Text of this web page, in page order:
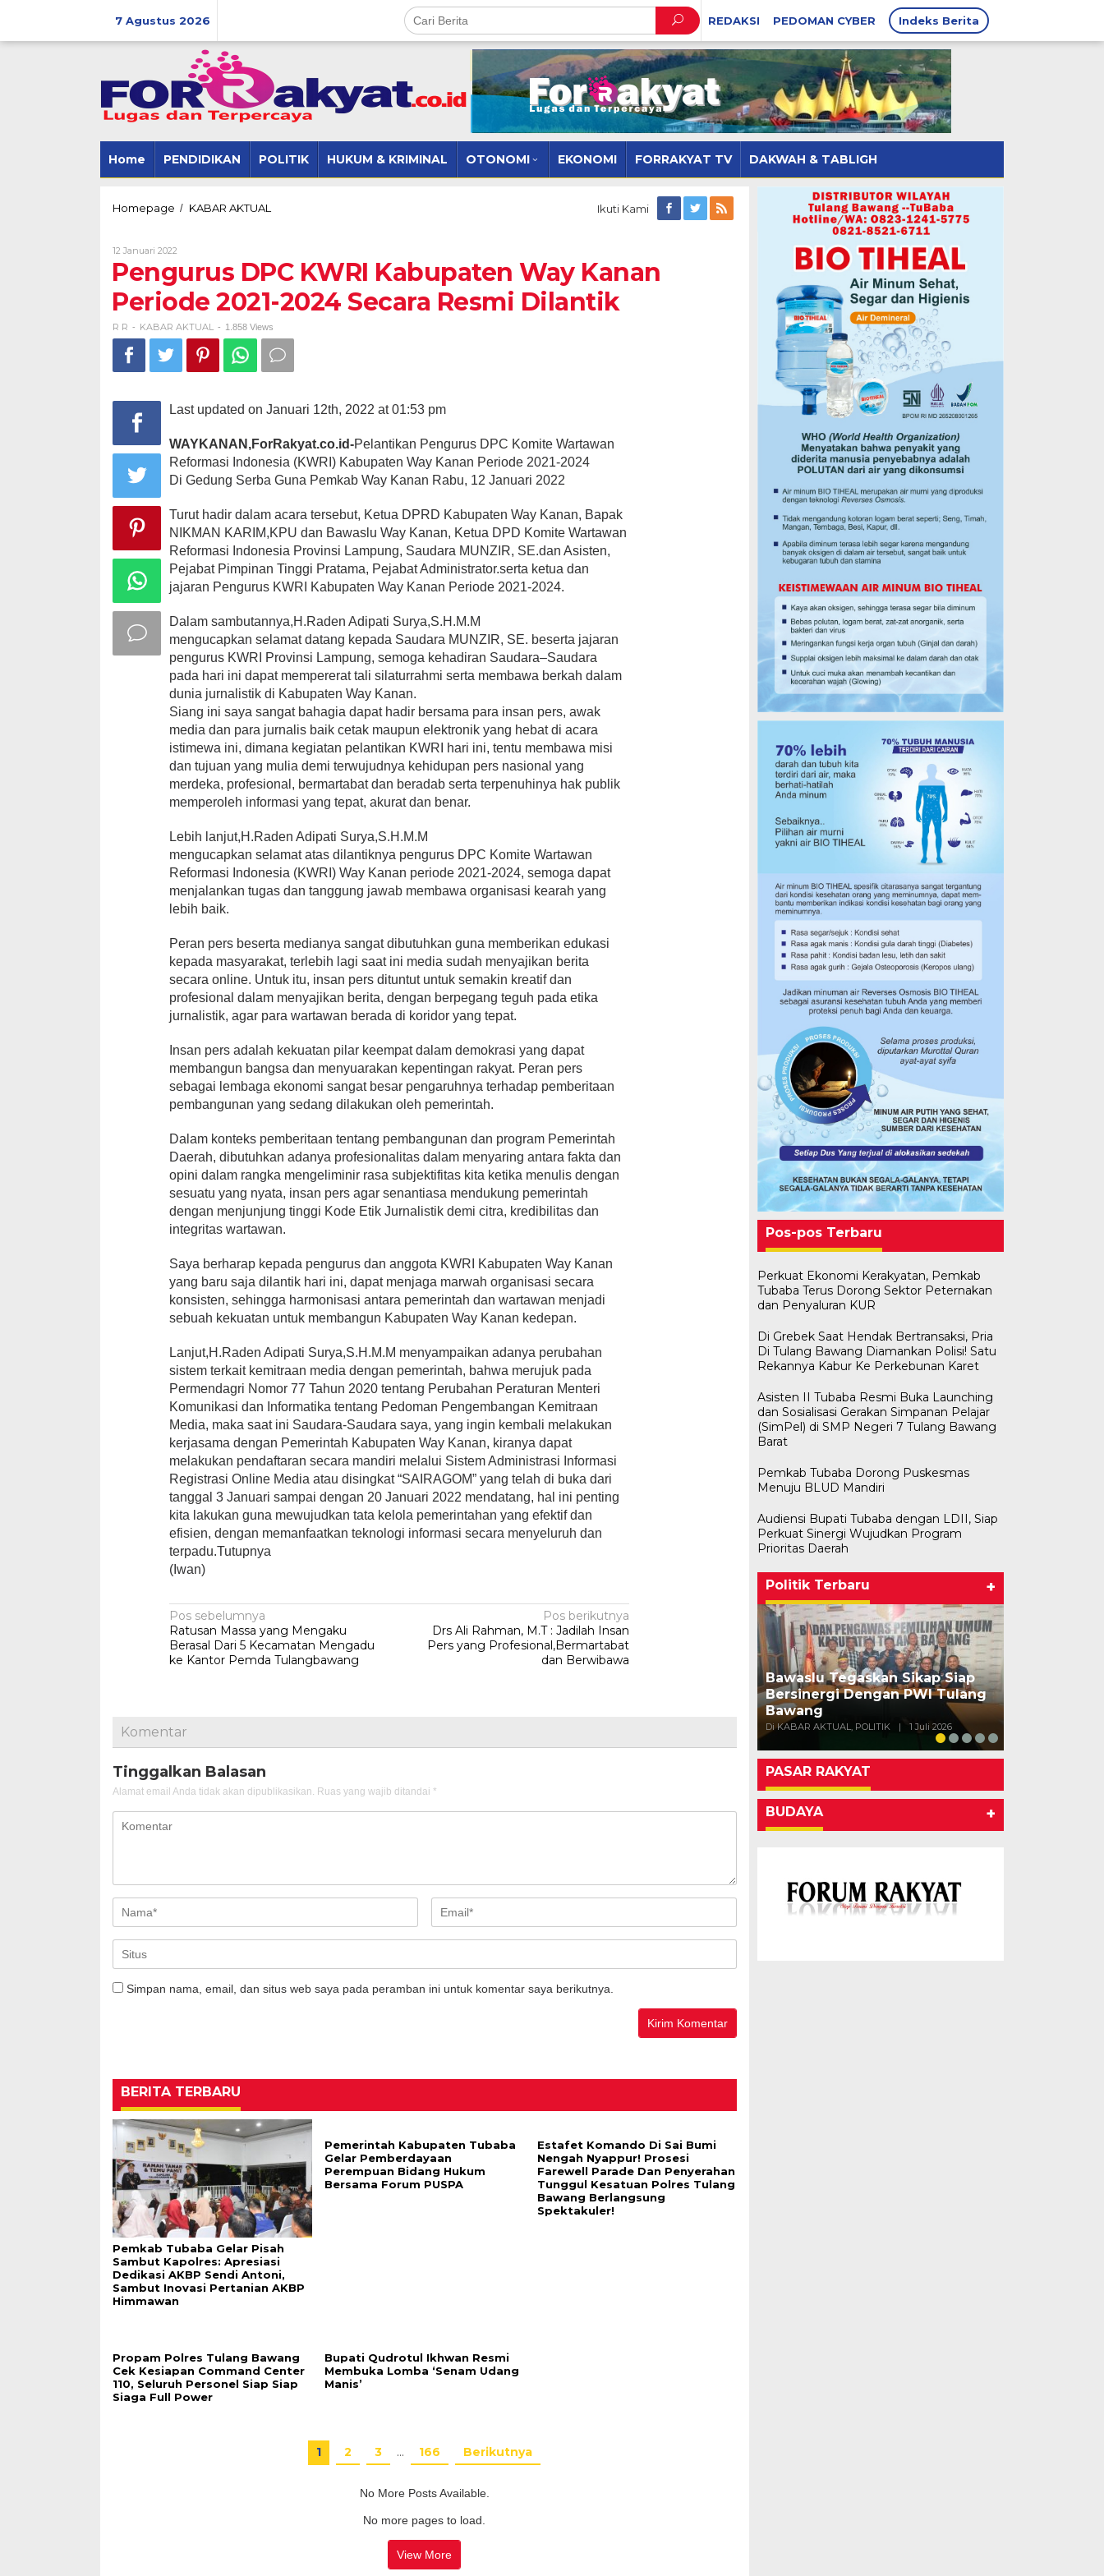
7 Agustus 2026 REDAKSI PEDOMAN CYBER Indeks Berita
Home PENDIDIKAN POLITIK HUKUM & KRIMINAL OTONOMI EKONOMI FORRAKYAT TV DAKWAH & TABLIGH
Homepage / KABAR AKTUAL
Way
Kanan
Periode
2021-
2024
Secara
Resmi
Dilantik
Ikuti Kami
12 Januari 2022
Pengurus DPC KWRI Kabupaten Way Kanan
Periode 2021-2024 Secara Resmi Dilantik
R R - KABAR AKTUAL - 1.858 Views
Last updated on Januari 12th, 2022 at 01:53 pm
WAYKANAN,ForRakyat.co.id-Pelantikan Pengurus DPC Komite Wartawan
Reformasi Indonesia (KWRI) Kabupaten Way Kanan Periode 2021-2024
Di Gedung Serba Guna Pemkab Way Kanan Rabu, 12 Januari 2022
Turut hadir dalam acara tersebut, Ketua DPRD Kabupaten Way Kanan, Bapak
NIKMAN KARIM,KPU dan Bawaslu Way Kanan, Ketua DPD Komite Wartawan
Reformasi Indonesia Provinsi Lampung, Saudara MUNZIR, SE.dan Asisten,
Pejabat Pimpinan Tinggi Pratama, Pejabat Administrator.serta ketua dan
jajaran Pengurus KWRI Kabupaten Way Kanan Periode 2021-2024.
Dalam sambutannya,H.Raden Adipati Surya,S.H.M.M
mengucapkan selamat datang kepada Saudara MUNZIR, SE. beserta jajaran
pengurus KWRI Provinsi Lampung, semoga kehadiran Saudara–Saudara
pada hari ini dapat mempererat tali silaturrahmi serta membawa berkah dalam
dunia jurnalistik di Kabupaten Way Kanan.
Siang ini saya sangat bahagia dapat hadir bersama para insan pers, awak
media dan para jurnalis baik cetak maupun elektronik yang hebat di acara
istimewa ini, dimana kegiatan pelantikan KWRI hari ini, tentu membawa misi
dan tujuan yang mulia demi terwujudnya kehidupan pers nasional yang
merdeka, profesional, bermartabat dan beradab serta terpenuhinya hak publik
memperoleh informasi yang tepat, akurat dan benar.
Lebih lanjut,H.Raden Adipati Surya,S.H.M.M
mengucapkan selamat atas dilantiknya pengurus DPC Komite Wartawan
Reformasi Indonesia (KWRI) Way Kanan periode 2021-2024, semoga dapat
menjalankan tugas dan tanggung jawab membawa organisasi kearah yang
lebih baik.
Peran pers beserta medianya sangat dibutuhkan guna memberikan edukasi
kepada masyarakat, terlebih lagi saat ini media sudah menyajikan berita
secara online. Untuk itu, insan pers dituntut untuk semakin kreatif dan
profesional dalam menyajikan berita, dengan berpegang teguh pada etika
jurnalistik, agar para wartawan berada di koridor yang tepat.
Insan pers adalah kekuatan pilar keempat dalam demokrasi yang dapat
membangun bangsa dan menyuarakan kepentingan rakyat. Peran pers
sebagai lembaga ekonomi sangat besar pengaruhnya terhadap pemberitaan
pembangunan yang sedang dilakukan oleh pemerintah.
Dalam konteks pemberitaan tentang pembangunan dan program Pemerintah
Daerah, dibutuhkan adanya profesionalitas dalam menyaring antara fakta dan
opini dalam rangka mengeliminir rasa subjektifitas kita ketika menulis dengan
sesuatu yang nyata, insan pers agar senantiasa mendukung pemerintah
dengan menjunjung tinggi Kode Etik Jurnalistik demi citra, kredibilitas dan
integritas wartawan.
Saya berharap kepada pengurus dan anggota KWRI Kabupaten Way Kanan
yang baru saja dilantik hari ini, dapat menjaga marwah organisasi secara
konsisten, sehingga harmonisasi antara pemerintah dan wartawan menjadi
sebuah kekuatan untuk membangun Kabupaten Way Kanan kedepan.
Lanjut,H.Raden Adipati Surya,S.H.M.M menyampaikan adanya perubahan
sistem terkait kemitraan media dengan pemerintah, bahwa merujuk pada
Permendagri Nomor 77 Tahun 2020 tentang Perubahan Peraturan Menteri
Komunikasi dan Informatika tentang Pedoman Pengembangan Kemitraan
Media, maka saat ini Saudara-Saudara saya, yang ingin kembali melakukan
kerjasama dengan Pemerintah Kabupaten Way Kanan, kiranya dapat
melakukan pendaftaran secara mandiri melalui Sistem Administrasi Informasi
Registrasi Online Media atau disingkat “SAIRAGOM” yang telah di buka dari
tanggal 3 Januari sampai dengan 20 Januari 2022 mendatang, hal ini penting
kita lakukan guna mewujudkan tata kelola pemerintahan yang efektif dan
efisien, dengan memanfaatkan teknologi informasi secara menyeluruh dan
terpadu.Tutupnya
(Iwan)
Navigasi
pos
Pos sebelumnya
Ratusan Massa yang Mengaku
Berasal Dari 5 Kecamatan Mengadu
ke Kantor Pemda Tulangbawang
Pos berikutnya
Drs Ali Rahman, M.T : Jadilah Insan
Pers yang Profesional,Bermartabat
dan Berwibawa
Komentar
Tinggalkan Balasan
Alamat email Anda tidak akan dipublikasikan. Ruas yang wajib ditandai *
Simpan nama, email, dan situs web saya pada peramban ini untuk komentar saya berikutnya.
BERITA TERBARU
Pemkab Tubaba Gelar Pisah
Sambut Kapolres: Apresiasi
Dedikasi AKBP Sendi Antoni,
Sambut Inovasi Pertanian AKBP
Himmawan
Pemerintah Kabupaten Tubaba
Gelar Pemberdayaan
Perempuan Bidang Hukum
Bersama Forum PUSPA
Estafet Komando Di Sai Bumi
Nengah Nyappur! Prosesi
Farewell Parade Dan Penyerahan
Tunggul Kesatuan Polres Tulang
Bawang Berlangsung
Spektakuler!
Propam Polres Tulang Bawang
Cek Kesiapan Command Center
110, Seluruh Personel Siap Siap
Siaga Full Power
Bupati Qudrotul Ikhwan Resmi
Membuka Lomba ‘Senam Udang
Manis’
1 2 3 … 166 Berikutnya
No More Posts Available.
No more pages to load.
View More
Pos-pos Terbaru
Perkuat Ekonomi Kerakyatan, Pemkab
Tubaba Terus Dorong Sektor Peternakan
dan Penyaluran KUR
Di Grebek Saat Hendak Bertransaksi, Pria
Di Tulang Bawang Diamankan Polisi! Satu
Rekannya Kabur Ke Perkebunan Karet
Asisten II Tubaba Resmi Buka Launching
dan Sosialisasi Gerakan Simpanan Pelajar
(SimPel) di SMP Negeri 7 Tulang Bawang
Barat
Pemkab Tubaba Dorong Puskesmas
Menuju BLUD Mandiri
Audiensi Bupati Tubaba dengan LDII, Siap
Perkuat Sinergi Wujudkan Program
Prioritas Daerah
Politik Terbaru +
Bawaslu Tegaskan Sikap Siap
Bersinergi Dengan PWI Tulang
Bawang
Di KABAR AKTUAL, POLITIK | 1 Juli 2026
PASAR RAKYAT
BUDAYA +